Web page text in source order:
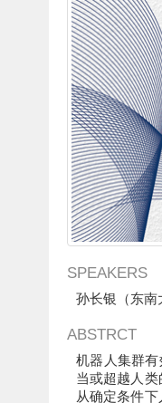
SPEAKERS
孙长银（东南
ABSTRCT
机器人集群
当或超越人
从确定条件